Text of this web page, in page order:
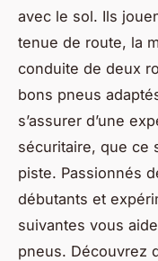
avec le sol. Ils
tenue de route, la
conduite de deux
bons pneus
s’assurer d’une
sécuritaire, que ce
piste. Passionnés
débutants et
suivantes vous
pneus. Découvrez